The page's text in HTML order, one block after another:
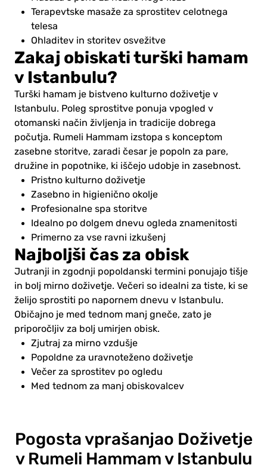
Terapevtske masaže za sprostitev celotnega
telesa
Ohladitev in storitev osvežitve
Zakaj obiskati turški hamam
v Istanbulu?
Turški hamam je bistveno kulturno doživetje v
Istanbulu. Poleg sprostitve ponuja vpogled v
otomanski način življenja in tradicije dobrega
počutja. Rumeli Hammam izstopa s konceptom
zasebne storitve, zaradi česar je popoln za pare,
družine in popotnike, ki iščejo udobje in zasebnost.
Pristno kulturno doživetje
Zasebno in higienično okolje
Profesionalne spa storitve
Idealno po dolgem dnevu ogleda znamenitosti
Primerno za vse ravni izkušenj
Najboljši čas za obisk
Jutranji in zgodnji popoldanski termini ponujajo tišje
in bolj mirno doživetje. Večeri so idealni za tiste, ki se
želijo sprostiti po napornem dnevu v Istanbulu.
Običajno je med tednom manj gneče, zato je
priporočljiv za bolj umirjen obisk.
Zjutraj za mirno vzdušje
Popoldne za uravnoteženo doživetje
Večer za sprostitev po ogledu
Med tednom za manj obiskovalcev
Pogosta vprašanjao Doživetje
v Rumeli Hammam v Istanbulu